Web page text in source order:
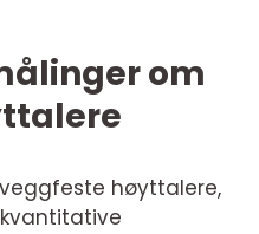
om
høyttalere,